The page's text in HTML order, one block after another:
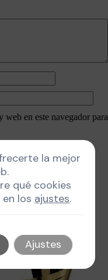
en este navegador para
la mejor
qué cookies
los ajustes.
Ajustes